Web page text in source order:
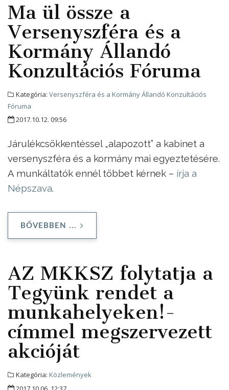
Ma ül össze a
Versenyszféra és a
Kormány Állandó
Konzultációs Fóruma
Kategória: Versenyszféra és a Kormány Állandó Konzultációs
Fóruma
2017.10.12. 09:56
Járulékcsökkentéssel „alapozott” a kabinet a
versenyszféra és a kormány mai egyeztetésére.
A munkáltatók ennél többet kérnek – írja a
Népszava.
BŐVEBBEN ...
AZ MKKSZ folytatja a
Tegyünk rendet a
munkahelyeken!-
címmel megszervezett
akcióját
Kategória: Közlemények